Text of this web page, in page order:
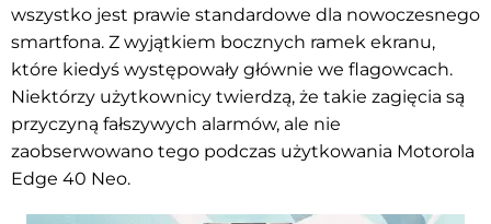
wszystko jest prawie standardowe dla nowoczesnego
smartfona. Z wyjątkiem bocznych ramek ekranu,
które kiedyś występowały głównie we flagowcach.
Niektórzy użytkownicy twierdzą, że takie zagięcia są
przyczyną fałszywych alarmów, ale nie
zaobserwowano tego podczas użytkowania Motorola
Edge 40 Neo.